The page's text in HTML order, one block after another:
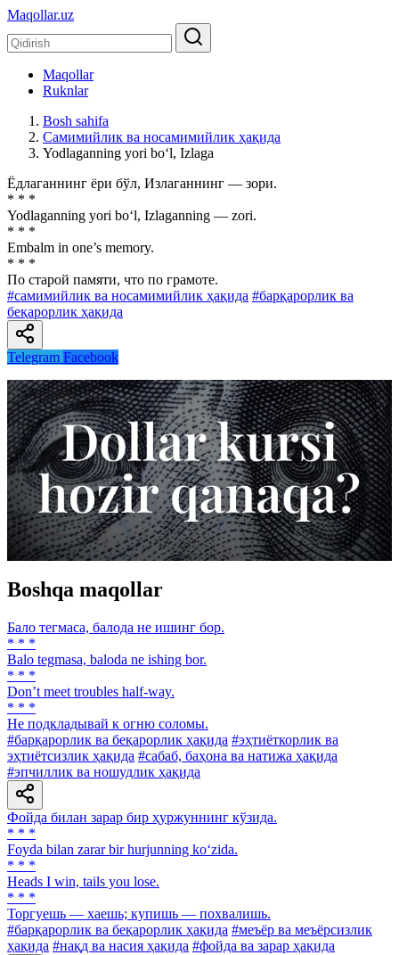
Maqollar.uz
Maqollar
Ruknlar
Bosh sahifa
Самимийлик ва носамимийлик ҳақида
Yodlaganning yori bo‘l, Izlaga
Ёдлаганнинг ёри бўл, Излаганнинг — зори.
* * *
Yodlaganning yori bo‘l, Izlaganning — zori.
* * *
Embalm in one’s memory.
* * *
По старой памяти, что по грамоте.
#самимийлик ва носамимийлик ҳақида #барқарорлик ва
беқарорлик ҳақида
Telegram Facebook
Boshqa maqollar
Бало тегмаса, балода не ишинг бор.
* * *
Balo tegmasa, baloda ne ishing bor.
* * *
Don’t meet troubles half-way.
* * *
He подкладывай к огню соломы.
#барқарорлик ва беқарорлик ҳақида #эҳтиёткорлик ва
эҳтиётсизлик ҳақида #сабаб, баҳона ва натижа ҳақида
#эпчиллик ва ношудлик ҳақида
Фойда билан зарар бир ҳуржуннинг кўзида.
* * *
Foyda bilan zarar bir hurjunning ko‘zida.
* * *
Heads I win, tails you lose.
* * *
Торгуешь — хаешь; купишь — похвалишь.
#барқарорлик ва беқарорлик ҳақида #меъёр ва меъёрсизлик
ҳақида #нақд ва насия ҳақида #фойда ва зарар ҳақида